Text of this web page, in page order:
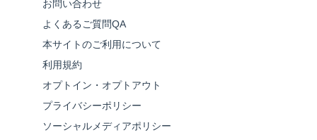
お問い合わせ
よくあるご質問QA
本サイトのご利用について
利用規約
オプトイン・オプトアウト
プライバシーポリシー
ソーシャルメディアポリシー